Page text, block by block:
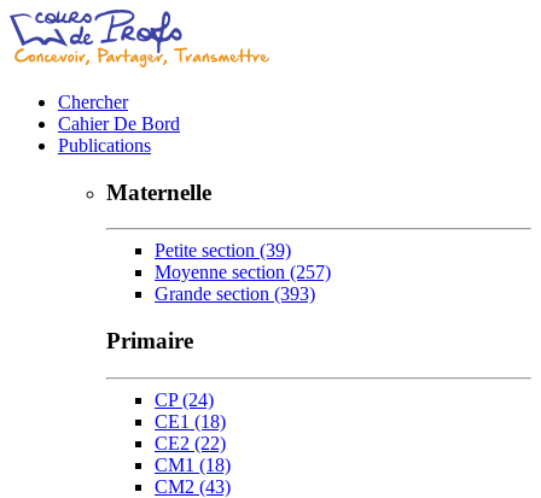
Chercher
Cahier De Bord
Publications
Maternelle
Petite section (39)
Moyenne section (257)
Grande section (393)
Primaire
CP(24)
CE1 (18)
CE2 (22)
CM1 (18)
CM2 (43)